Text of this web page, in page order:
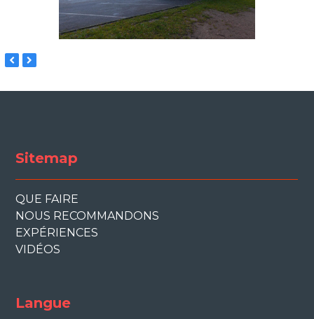
previous
Sitemap
QUE FAIRE
NOUS RECOMMANDONS
EXPÉRIENCES
VIDÉOS
Langue